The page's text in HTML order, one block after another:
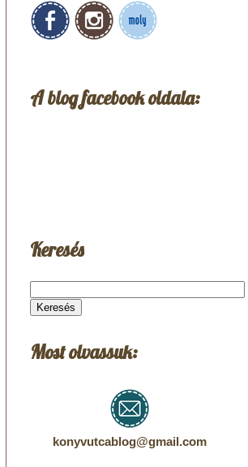
A blog facebook oldala:
Keresés
Most olvassuk:
konyvutcablog@gmail.com